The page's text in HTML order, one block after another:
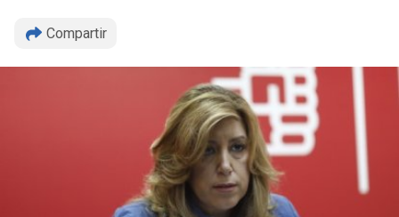
Compartir